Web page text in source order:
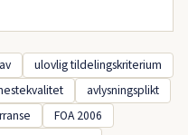
ulovlig tildelingskriterium
avlysningsplikt
FOA 2006